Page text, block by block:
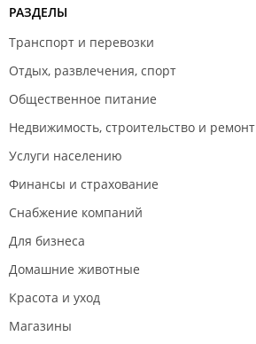
РАЗДЕЛЫ
Транспорт и перевозки
Отдых, развлечения, спорт
Общественное питание
Недвижимость, строительство и ремонт
Услуги населению
Финансы и страхование
Снабжение компаний
Для бизнеса
Домашние животные
Красота и уход
Магазины